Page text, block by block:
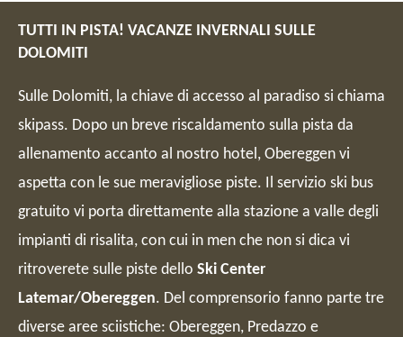
TUTTI IN PISTA! VACANZE INVERNALI SULLE
DOLOMITI
Sulle Dolomiti, la chiave di accesso al paradiso si chiama
skipass. Dopo un breve riscaldamento sulla pista da
allenamento accanto al nostro hotel, Obereggen vi
aspetta con le sue meravigliose piste. Il servizio ski bus
gratuito vi porta direttamente alla stazione a valle degli
impianti di risalita, con cui in men che non si dica vi
ritroverete sulle piste dello Ski Center
Latemar/Obereggen. Del comprensorio fanno parte tre
diverse aree sciistiche: Obereggen, Predazzo e